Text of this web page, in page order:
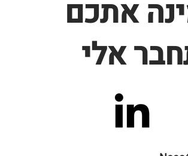
אתכם
אלי